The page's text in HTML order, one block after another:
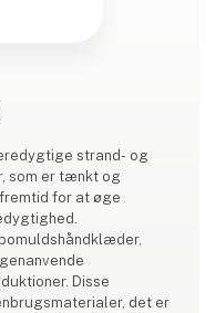
strand- og
som er tænkt og
for at øge
Disse
det er